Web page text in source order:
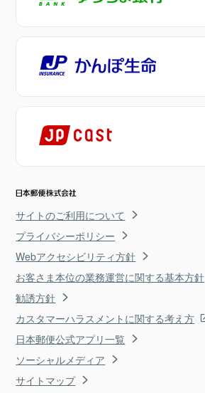
サイトのご利用について
プライバシーポリシー
Webアクセシビリティ方針
お客さま本位の業務運営に関する基本方針
勧誘方針
カスタマーハラスメントに関する考え方
日本郵便公式アプリ一覧
ソーシャルメディア
サイトマップ